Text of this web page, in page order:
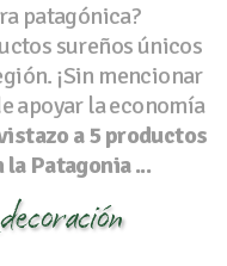
patagónica?
sureños únicos
¡Sin mencionar
apoyar la economía
a 5 productos
Patagonia ...